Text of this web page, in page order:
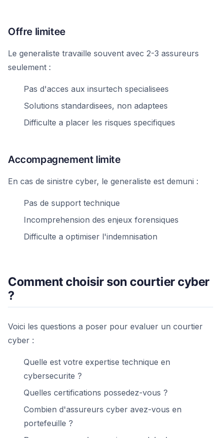
Offre limitee
Le generaliste travaille souvent avec 2-3 assureurs
seulement :
Pas d'acces aux insurtech specialisees
Solutions standardisees, non adaptees
Difficulte a placer les risques specifiques
Accompagnement limite
En cas de sinistre cyber, le generaliste est demuni :
Pas de support technique
Incomprehension des enjeux forensiques
Difficulte a optimiser l'indemnisation
Comment choisir son courtier cyber
?
Voici les questions a poser pour evaluer un courtier
cyber :
Quelle est votre expertise technique en
cybersecurite ?
Quelles certifications possedez-vous ?
Combien d'assureurs cyber avez-vous en
portefeuille ?